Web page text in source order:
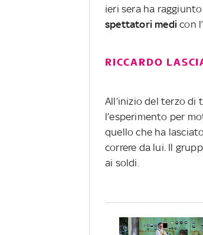
ieri sera ha
spettatori medicon l’
RICCARDO
All’inizio del terzo di
l’esperimento per
quello che ha
correre da lui. Il
ai soldi.